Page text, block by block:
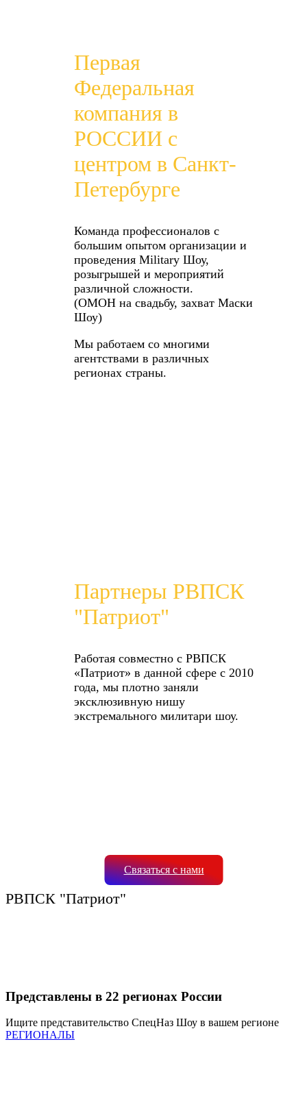
Связаться с нами
Первая
Федеральная
компания в
РОССИИ с
центром в Санкт-
Петербурге
Команда профессионалов с
большим опытом организации и
проведения Military Шоу,
розыгрышей и мероприятий
различной сложности.
(ОМОН на свадьбу, захват Маски
Шоу)
Мы работаем со многими
агентствами в различных
регионах страны.
Партнеры РВПСК
"Патриот"
Работая совместно с РВПСК
«Патриот» в данной сфере с 2010
года, мы плотно заняли
эксклюзивную нишу
экстремального милитари шоу.
РВПСК "Патриот"
Представлены в 22 регионах России
Ищите представительство СпецНаз Шоу в вашем регионе
РЕГИОНАЛЫ